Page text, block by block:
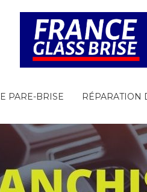
PARE-BRISE RÉPARATION